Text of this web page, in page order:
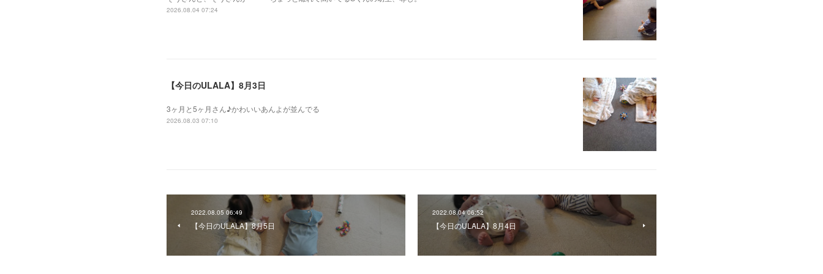
2026.08.04 07:24
【今日のULALA】8月3日
3ヶ月と5ヶ月さん♪かわいいあんよが並んでる
2026.08.03 07:10
2022.08.05 06:49
【今日のULALA】8月5日
2022.08.04 06:52
【今日のULALA】8月4日